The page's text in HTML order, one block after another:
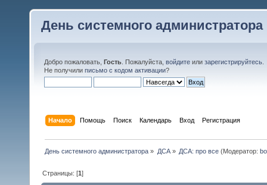
День системного администратора
Добро пожаловать, Гость . Пожалуйста, войдите или зарегистрируйтесь
Не получили письмо с кодом активации?
Начало Помощь Поиск Календарь Вход Регистрация
День системного администратора » ДСА» ДСА: про все(Модератор:
Страницы: [1]